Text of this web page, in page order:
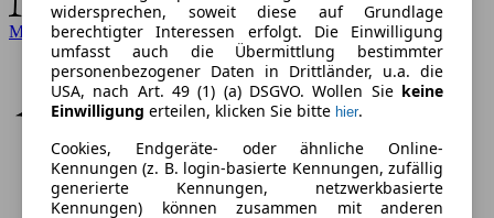
Mercedes-Benz
widersprechen, soweit diese auf Grundlage
berechtigter Interessen erfolgt. Die Einwilligung
umfasst auch die Übermittlung bestimmter
personenbezogener Daten in Drittländer, u.a. die
USA, nach Art. 49 (1) (a) DSGVO. Wollen Sie keine
Einwilligung erteilen, klicken Sie bitte hier.
Cookies, Endgeräte- oder ähnliche Online-
Kennungen (z. B. login-basierte Kennungen, zufällig
generierte Kennungen, netzwerkbasierte
Kennungen) können zusammen mit anderen